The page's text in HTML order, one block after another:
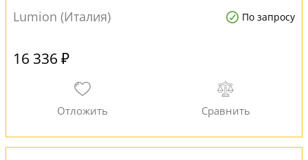
Lumion (Италия)
По запросу
16 336 ₽